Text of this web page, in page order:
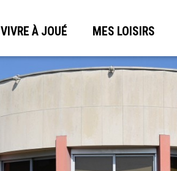
VIVRE À JOUÉ MES LOISIRS